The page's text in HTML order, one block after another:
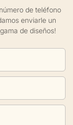
de teléfono
enviarle un
de diseños!